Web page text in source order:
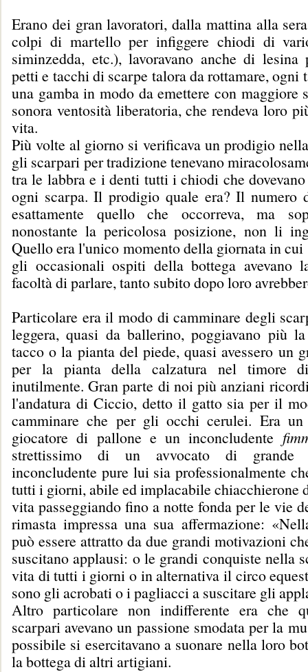
Erano dei gran lavoratori, dalla mattina alla
colpi di martello per infiggere chiodi di
siminzedda, etc.), lavoravano anche di lesina
petti e tacchi di scarpe talora da rottamare, ogni
una gamba in modo da emettere con maggiore
sonora ventosità liberatoria, che rendeva loro
vita.
Più volte al giorno si verificava un prodigio
gli scarpari per tradizione tenevano
tra le labbra e i denti tutti i chiodi che
ogni scarpa. Il prodigio quale era? Il numero
esattamente quello che occorreva, ma
nonostante la pericolosa posizione, non li
Quello era l'unico momento della giornata in cui
gli occasionali ospiti della bottega avevano
facoltà di parlare, tanto subito dopo loro
Particolare era il modo di camminare degli
leggera, quasi da ballerino, poggiavano più
tacco o la pianta del piede, quasi avessero un
per la pianta della calzatura nel timore di
inutilmente. Gran parte di noi più anziani
l'andatura di Ciccio, detto il gatto sia per il
camminare che per gli occhi cerulei. Era un
giocatore di pallone e un inconcludente
strettissimo di un avvocato di grande
inconcludente pure lui sia professionalmente
tutti i giorni, abile ed implacabile chiacchierone
vita passeggiando fino a notte fonda per le vie
rimasta impressa una sua affermazione:
può essere attratto da due grandi motivazioni
suscitano applausi: o le grandi conquiste nella
vita di tutti i giorni o in alternativa il circo
sono gli acrobati o i pagliacci a suscitare gli
Altro particolare non indifferente era che
scarpari avevano un passione smodata per la
possibile si esercitavano a suonare nella loro
la bottega di altri artigiani.